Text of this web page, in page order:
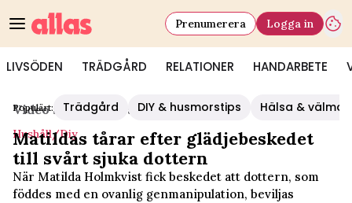
LIVSÖDEN TRÄDGÅRD RELATIONER HANDARBETE
Prenumerera Logga in
Populärt: Trädgård DIY & husmorstips Hälsa &
Video Start/Hushåll/diy
Hushåll/diy
Matildas tårar efter glädjebeskedet
till svårt sjuka dottern
När Matilda Holmkvist fick beskedet att dottern, som
föddes med en ovanlig genmanipulation, beviljas